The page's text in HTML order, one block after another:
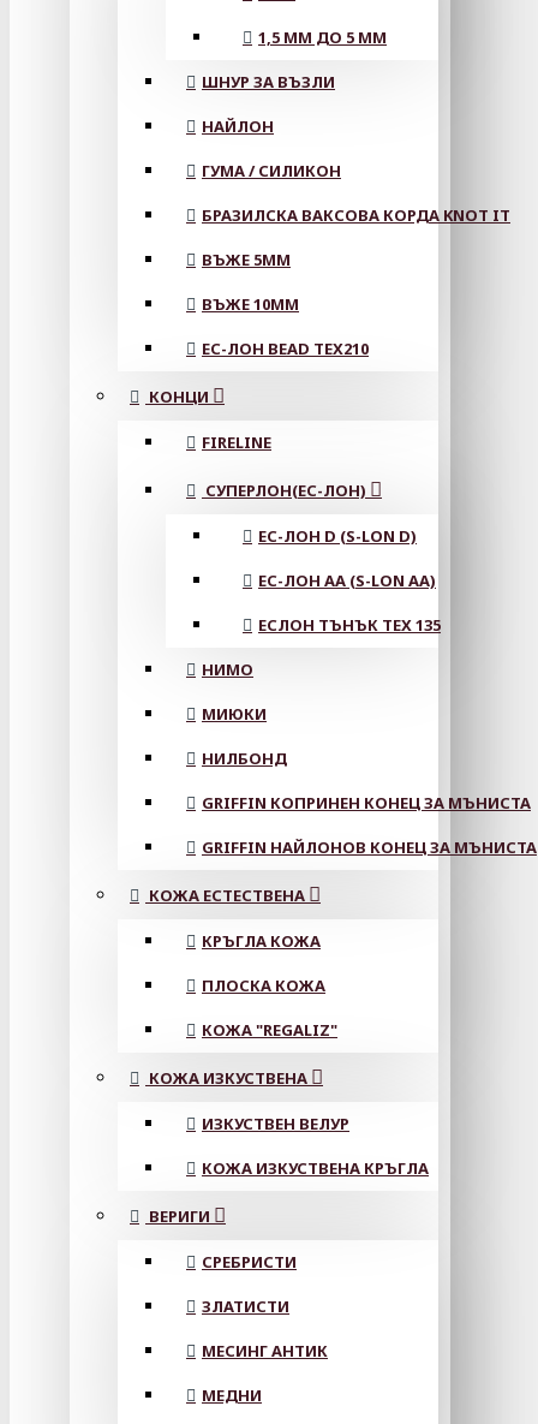
1,5 ММ ДО 5 ММ
ШНУР ЗА ВЪЗЛИ
НАЙЛОН
ГУМА / СИЛИКОН
БРАЗИЛСКА ВАКСОВА КОРДА KNOT IT
ВЪЖЕ 5MM
ВЪЖЕ 10MM
ЕС-ЛОН BEAD TEX210
КОНЦИ
FIRELINE
СУПЕРЛОН(ЕС-ЛОН)
ЕС-ЛОН D (S-LON D)
ЕС-ЛОН АА (S-LON AA)
ЕСЛОН ТЪНЪК TEX 135
НИМО
МИЮКИ
НИЛБОНД
GRIFFIN КОПРИНЕН КОНЕЦ ЗА МЪНИСТА
GRIFFIN НАЙЛОНОВ КОНЕЦ ЗА МЪНИСТА
КОЖА ЕСТЕСТВЕНА
КРЪГЛА КОЖА
ПЛОСКА КОЖА
КОЖА "REGALIZ"
КОЖА ИЗКУСТВЕНА
ИЗКУСТВЕН ВЕЛУР
КОЖА ИЗКУСТВЕНА КРЪГЛА
ВЕРИГИ
СРЕБРИСТИ
ЗЛАТИСТИ
МЕСИНГ АНТИК
МЕДНИ